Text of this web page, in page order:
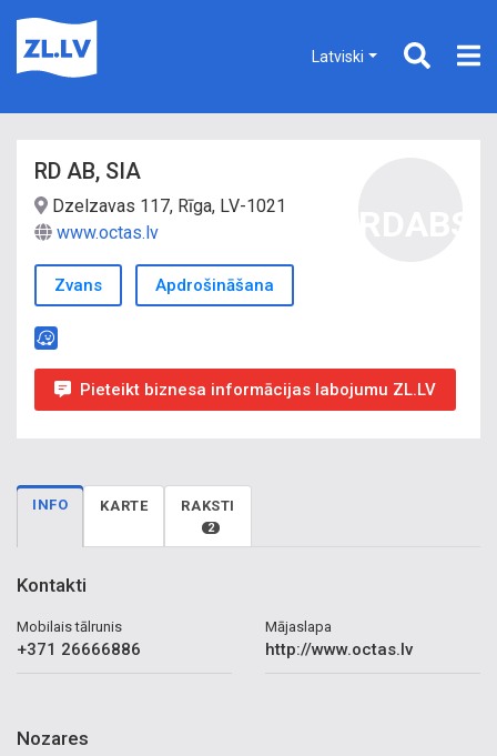
Latviski
RD AB, SIA
Dzelzavas 117, Rīga, LV-1021
www.octas.lv
Zvans Apdrošināšana
Pieteikt biznesa informācijas labojumu ZL.LV
INFO KARTE RAKSTI
2
Kontakti
Mobilais tālrunis
+371 26666886
Mājaslapa
http://www.octas.lv
Nozares